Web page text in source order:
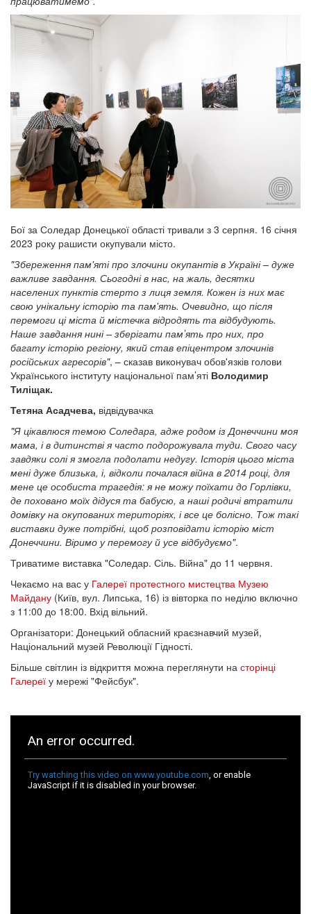
Бої за Соледар Донецької області тривали з 3 серпня. 16 січня
2023 року рашисти окупували місто.
"Збереження пам'яті про злочини окупантів в Україні – дуже
важливе завдання. Сьогодні в нас, на жаль, десятки
населених пунктів стерто з лиця земля. Кожен із них має
свою унікальну історію та пам'ять. Очевидно, що після
перемоги ці міста й містечка відродять та відбудують.
Наше завдання нині – зберігати памʼять про них, про
багату історію регіону, який став епіцентром злочинів
російських агресорів", – сказав виконувач обов'язків голови
Українського інституту національної пам’яті Володимир
Тиліщак.
Тетяна Асадчева, відвідувачка
"Я цікавлюся темою Соледара, адже родом із Донеччини моя
мама, і в дитинстві я часто подорожувала туди. Свого часу
завдяки солі я змогла подолати недугу. Історія цього міста
мені дуже близька, і, відколи почалася війна в 2014 році, для
мене це особиста трагедія: я не можу поїхати до Горлівки,
де поховано моїх дідуся та бабусю, а наші родичі втратили
домівку на окупованих територіях, і все це болісно. Тож такі
виставки дуже потрібні, щоб розповідати історію міст
Донеччини. Віримо у перемогу й усе відбудуємо".
Триватиме виставка "Соледар. Сіль. Війна" до 11 червня.
Чекаємо на вас у Галереї протестного мистецтва Музею
Майдану (Київ, вул. Липська, 16) із вівторка по неділю включно
з 11:00 до 18:00. Вхід вільний.
Організатори: Донецький обласний краєзнавчий музей,
Національний музей Революції Гідності.
Більше світлин із відкриття можна переглянути на сторінці
Галереї у мережі "Фейсбук".